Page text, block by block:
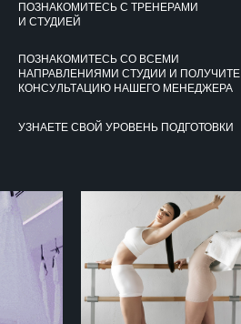
ПОЗНАКОМИТЕСЬ С ТРЕНЕРАМИ
И СТУДИЕЙ
ПОЗНАКОМИТЕСЬ СО ВСЕМИ
НАПРАВЛЕНИЯМИ СТУДИИ И ПОЛУЧИТЕ
КОНСУЛЬТАЦИЮ НАШЕГО МЕНЕДЖЕРА
УЗНАЕТЕ СВОЙ УРОВЕНЬ ПОДГОТОВКИ